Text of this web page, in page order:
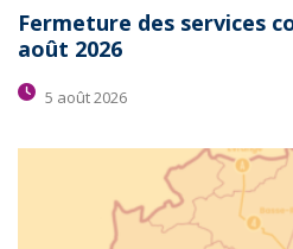
Fermeture des services
août 2026
5 août 2026